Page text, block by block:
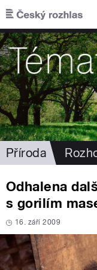
Přejít k hlavnímu
Příroda
Odhalena
s gorilím
16. září 2009